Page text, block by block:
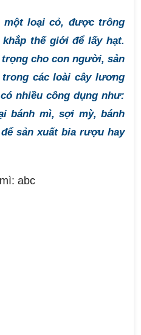
một loại cỏ, được trông
thế giới để lấy hạt.
cho con người, sản
các loài cây lương
nhiều công dụng như:
bánh mì, sợi mỳ, bánh
sản xuất bia rượu hay
abc